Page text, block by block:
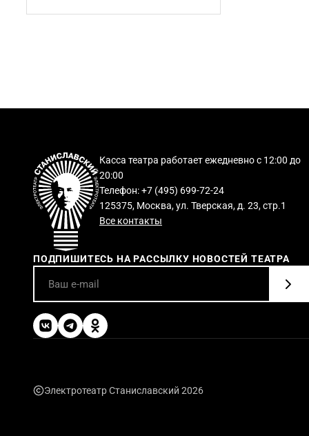
Касса театра работает ежедневно с 12:00 до
20:00
Телефон: +7 (495) 699-72-24
125375, Москва, ул. Тверская, д. 23, стр.1
Все контакты
ПОДПИШИТЕСЬ НА РАССЫЛКУ НОВОСТЕЙ ТЕАТРА
Электротеатр Станиславский 2026